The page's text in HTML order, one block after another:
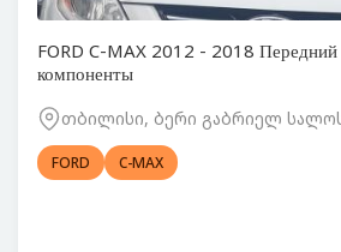
FORD C-MAX 2012 - 2018 Передний
компоненты
თბილისი, ბერი გაბრიელ
FORD C-MAX